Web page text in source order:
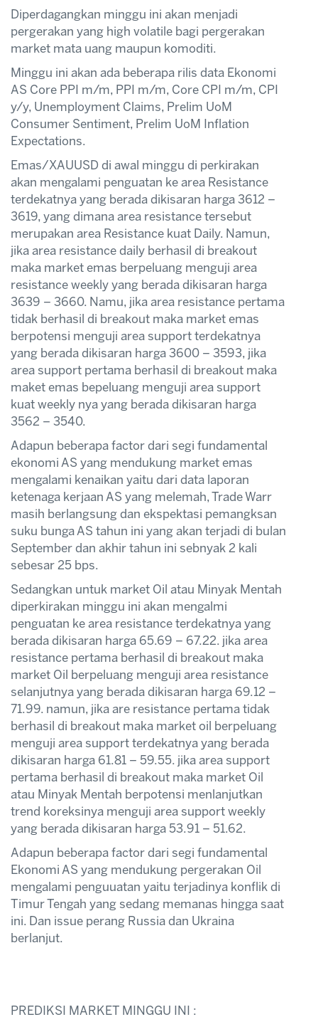
Diperdagangkan minggu ini akan menjadi
pergerakan yang high volatile bagi pergerakan
market mata uang maupun komoditi.
Minggu ini akan ada beberapa rilis data Ekonomi
AS Core PPI m/m, PPI m/m, Core CPI m/m, CPI
y/y, Unemployment Claims, Prelim UoM
Consumer Sentiment, Prelim UoM Inflation
Expectations.
Emas/XAUUSD di awal minggu di perkirakan
akan mengalami penguatan ke area Resistance
terdekatnya yang berada dikisaran harga 3612 –
3619, yang dimana area resistance tersebut
merupakan area Resistance kuat Daily. Namun,
jika area resistance daily berhasil di breakout
maka market emas berpeluang menguji area
resistance weekly yang berada dikisaran harga
3639 – 3660. Namu, jika area resistance pertama
tidak berhasil di breakout maka market emas
berpotensi menguji area support terdekatnya
yang berada dikisaran harga 3600 – 3593, jika
area support pertama berhasil di breakout maka
maket emas bepeluang menguji area support
kuat weekly nya yang berada dikisaran harga
3562 – 3540.
Adapun beberapa factor dari segi fundamental
ekonomi AS yang mendukung market emas
mengalami kenaikan yaitu dari data laporan
ketenaga kerjaan AS yang melemah, Trade Warr
masih berlangsung dan ekspektasi pemangksan
suku bunga AS tahun ini yang akan terjadi di bulan
September dan akhir tahun ini sebnyak 2 kali
sebesar 25 bps.
Sedangkan untuk market Oil atau Minyak Mentah
diperkirakan minggu ini akan mengalmi
penguatan ke area resistance terdekatnya yang
berada dikisaran harga 65.69 – 67.22. jika area
resistance pertama berhasil di breakout maka
market Oil berpeluang menguji area resistance
selanjutnya yang berada dikisaran harga 69.12 –
71.99. namun, jika are resistance pertama tidak
berhasil di breakout maka market oil berpeluang
menguji area support terdekatnya yang berada
dikisaran harga 61.81 – 59.55. jika area support
pertama berhasil di breakout maka market Oil
atau Minyak Mentah berpotensi menlanjutkan
trend koreksinya menguji area support weekly
yang berada dikisaran harga 53.91 – 51.62.
Adapun beberapa factor dari segi fundamental
Ekonomi AS yang mendukung pergerakan Oil
mengalami penguuatan yaitu terjadinya konflik di
Timur Tengah yang sedang memanas hingga saat
ini. Dan issue perang Russia dan Ukraina
berlanjut.
PREDIKSI MARKET MINGGU INI :